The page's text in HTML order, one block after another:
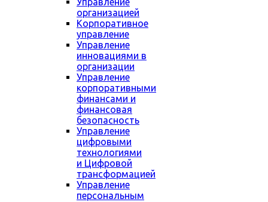
организацией
Корпоративное
управление
Управление
инновациями в
организации
Управление
корпоративными
финансами и
финансовая
безопасность
Управление
цифровыми
технологиями
и Цифровой
трансформацией
Управление
персональным